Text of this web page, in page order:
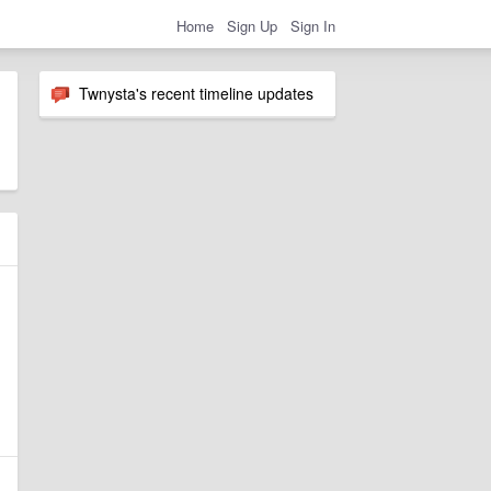
Home Sign Up Sign In
Twnysta's recent timeline updates